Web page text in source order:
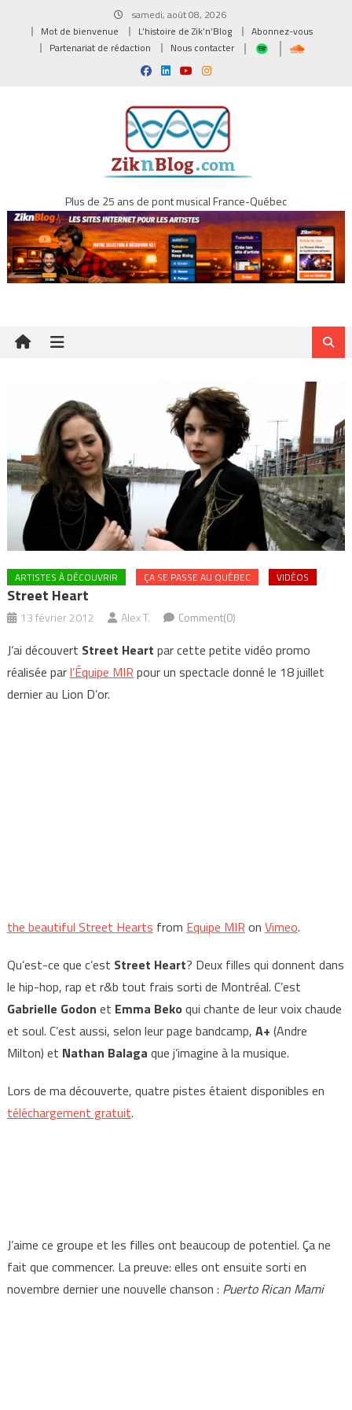
samedi, août 08, 2026
Mot de bienvenue
L’histoire de Zik’n’Blog
Abonnez-vous
Partenariat de rédaction
Nous contacter
Plus de 25 ans de pont musical France-Québec
ARTISTES À DÉCOUVRIR ÇA SE PASSE AU QUÉBEC VIDÉOS
Street Heart
13 février 2012 Alex T. Comment(0)
J’ai découvert Street Heart par cette petite vidéo promo
réalisée parl’Équipe MIR pour un spectacle donné le 18 juillet
dernier au Lion D’or.
the beautiful Street Hearts from Equipe MIR on Vimeo.
Qu’est-ce que c’est Street Heart? Deux filles qui donnent dans
le hip-hop, rap et r&b tout frais sorti de Montréal. C’est
Gabrielle Godon et Emma Beko qui chante de leur voix chaude
et soul. C’est aussi, selon leur page bandcamp, A+ (Andre
Milton) et Nathan Balaga que j’imagine à la musique.
Lors de ma découverte, quatre pistes étaient disponibles en
téléchargement gratuit.
J’aime ce groupe et les filles ont beaucoup de potentiel. Ça ne
fait que commencer. La preuve: elles ont ensuite sorti en
novembre dernier une nouvelle chanson : Puerto Rican Mami